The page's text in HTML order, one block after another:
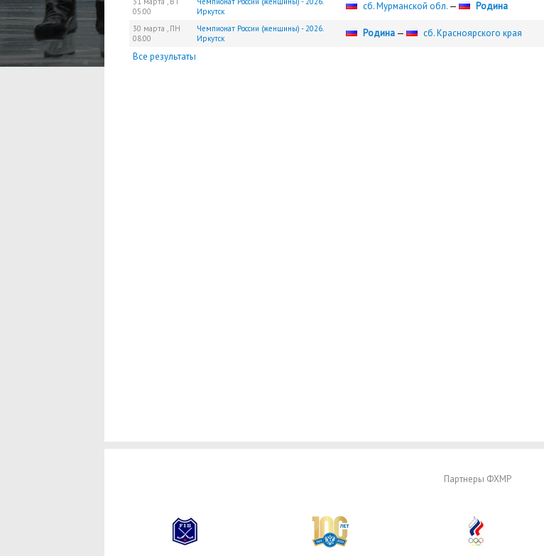
05:00
Иркутск
сб. Мурманской обл. — Родина
30 марта , ПН
08:00
Чемпионат России (женщины) - 2026.
Иркутск
Родина — сб. Красноярского края
Все результаты
Партнеры ФХМР